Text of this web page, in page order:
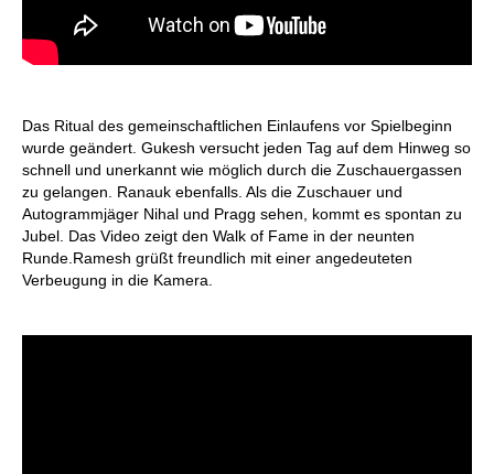
Das Ritual des gemeinschaftlichen Einlaufens vor Spielbeginn
wurde geändert. Gukesh versucht jeden Tag auf dem Hinweg so
schnell und unerkannt wie möglich durch die Zuschauergassen
zu gelangen. Ranauk ebenfalls. Als die Zuschauer und
Autogrammjäger Nihal und Pragg sehen, kommt es spontan zu
Jubel. Das Video zeigt den Walk of Fame in der neunten
Runde.Ramesh grüßt freundlich mit einer angedeuteten
Verbeugung in die Kamera.